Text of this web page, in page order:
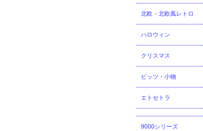
北欧・北欧風レトロ
ハロウィン
クリスマス
ビッツ・小物
エトセトラ
9000シリーズ